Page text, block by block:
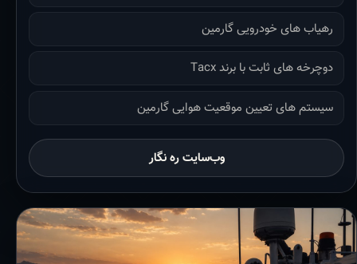
رهیاب های خودرویی گارمین
دوچرخه های ثابت با برند Tacx
سیستم های تعیین موقعیت هوایی گارمین
وب‌سایت ره نگار